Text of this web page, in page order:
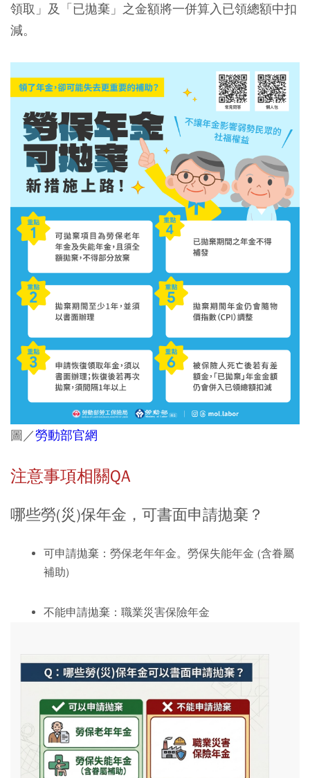
領取」及「已拋棄」之金額將一併算入已領總額中扣
減。
圖／勞動部官網
注意事項相關QA
哪些勞(災)保年金，可書面申請拋棄？
可申請拋棄： 勞保老年年金。勞保失能年金 (含眷屬
補助)
不能申請拋棄： 職業災害保險年金